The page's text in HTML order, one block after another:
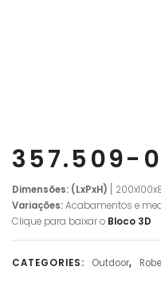
357.509-
Dimensões: (LxPxH)
[
Variações:Acabamentos e
Clique para baixar o Bloco 3D
CATEGORIES: Outdoor,